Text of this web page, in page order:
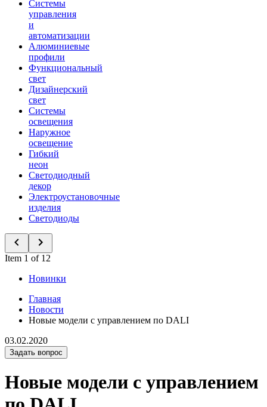
Системы
управления
и
автоматизации
Алюминиевые
профили
Функциональный
свет
Дизайнерский
свет
Системы
освещения
Наружное
освещение
Гибкий
неон
Светодиодный
декор
Электроустановочные
изделия
Светодиоды
Item 1 of 12
Новинки
Главная
Новости
Новые модели с управлением по DALI
03.02.2020
Задать вопрос
Новые модели с управлением